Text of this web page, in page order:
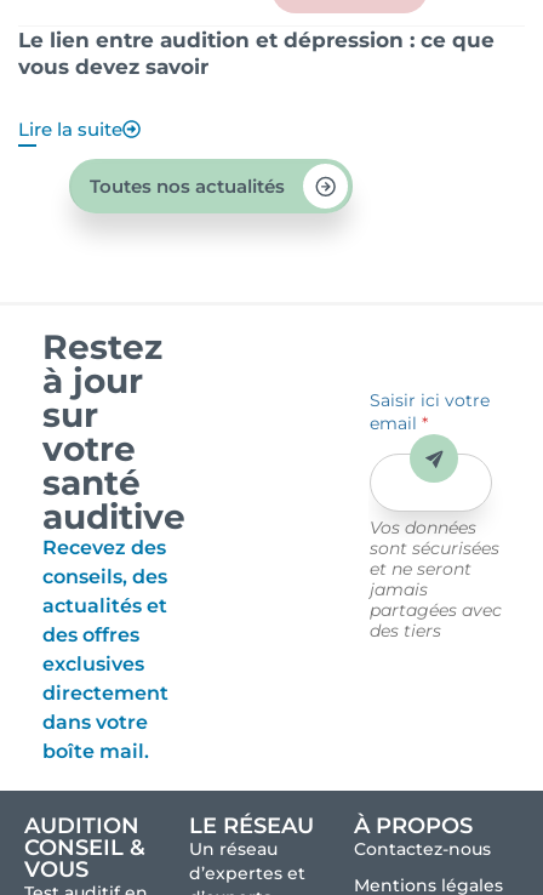
Le lien entre audition et dépression : ce que
vous devez savoir
Lire la suite
Toutes nos actualités
Restez
à jour
sur
votre
santé
auditive
Recevez des
conseils, des
actualités et
des offres
exclusives
directement
dans votre
boîte mail.
Saisir ici votre
email*
Vos données
sont sécurisées
et ne seront
jamais
partagées avec
des tiers
Envoyer
AUDITION
CONSEIL &
VOUS
LE RÉSEAU
Un réseau
d’expertes et
À PROPOS
Contactez-nous
Mentions légales